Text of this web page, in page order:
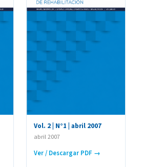
Vol. 2 | N°1 | abril 2007
abril 2007
Ver / Descargar PDF →